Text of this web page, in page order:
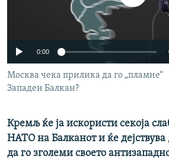
РСЕ веб страници
0:00
Москва чека прилика да го „пламне“
Западен Балкан?
Кремљ ќе ја искористи секоја
НАТО на Балканот и ќе дејствува
да го зголеми своето